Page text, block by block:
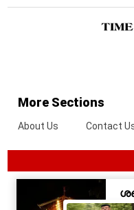
More Sections
About Us Contact